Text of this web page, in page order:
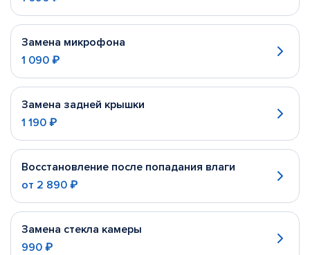
Замена микрофона
1 090 ₽
Замена задней крышки
1 190 ₽
Восстановление после попадания влаги
от 2 890 ₽
Замена стекла камеры
990 ₽